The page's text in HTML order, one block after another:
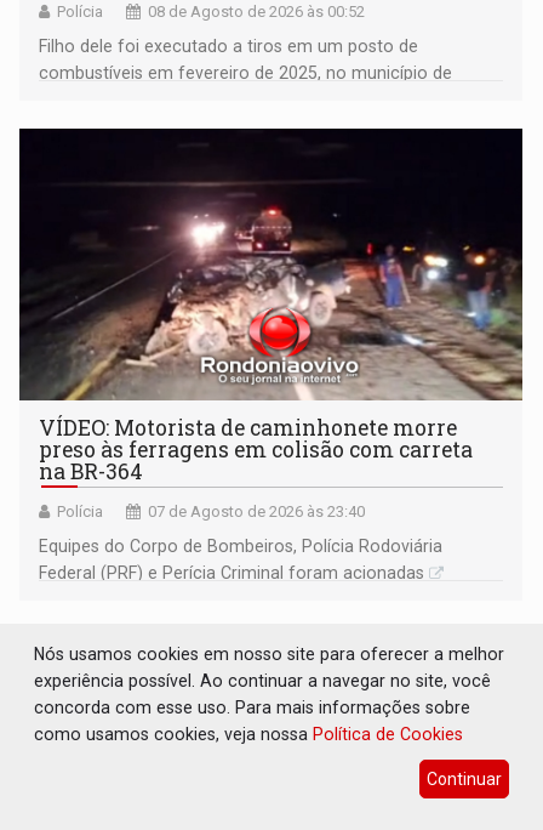
Polícia 08 de Agosto de 2026 às 00:52
Filho dele foi executado a tiros em um posto de
combustíveis em fevereiro de 2025, no município de
VÍDEO: Motorista de caminhonete morre
preso às ferragens em colisão com carreta
na BR-364
Polícia 07 de Agosto de 2026 às 23:40
Equipes do Corpo de Bombeiros, Polícia Rodoviária
Federal (PRF) e Perícia Criminal foram acionadas
Nós usamos cookies em nosso site para oferecer a melhor
experiência possível. Ao continuar a navegar no site, você
concorda com esse uso. Para mais informações sobre
como usamos cookies, veja nossa Política de Cookies
Continuar